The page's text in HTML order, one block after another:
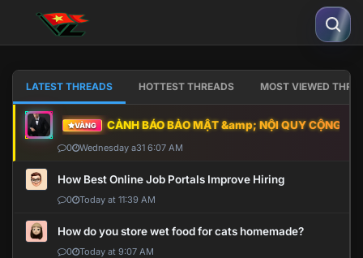
LATEST THREADS HOTTEST THREADS MOST VIEWED
VÀNG CẢNH BÁO BẢO MẬT &amp; NỘI QUY CỘNG
0 Wednesday a31 6:07 AM
How Best Online Job Portals Improve Hiring
0 Today at 11:39 AM
How do you store wet food for cats homemade?
0 Today at 9:07 AM